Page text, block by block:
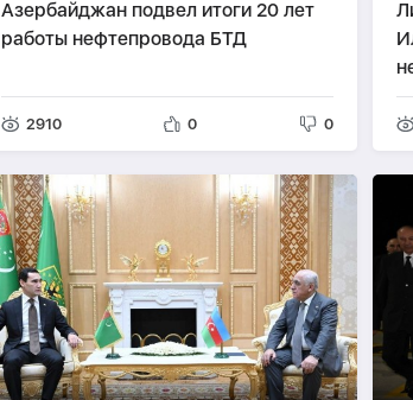
Азербайджан подвел итоги 20 лет
работы нефтепровода БТД
2910 0 0